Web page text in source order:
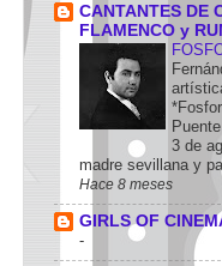
CANTANTES DE
FLAMENCO y
3 de
madre sevillana y
Hace 8 meses
GIRLS OF
-